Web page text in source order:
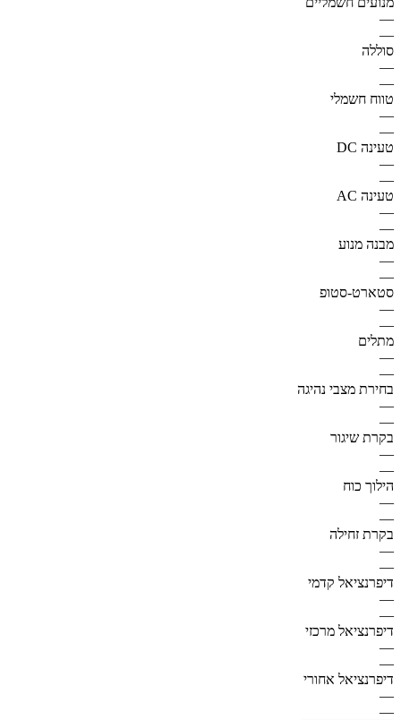
—
—
סוללה
—
—
טווח חשמלי
—
—
טעינה DC
—
—
טעינה AC
—
—
מבנה מנוע
—
—
סטארט-סטופ
—
—
מתלים
—
—
בחירת מצבי נהיגה
—
—
בקרת שיגור
—
—
הילוך כוח
—
—
בקרת זחילה
—
—
דיפרנציאל קדמי
—
—
דיפרנציאל מרכזי
—
—
דיפרנציאל אחורי
—
—